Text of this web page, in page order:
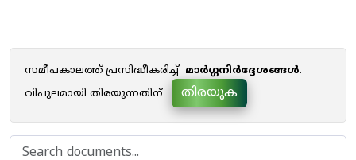
സമീപകാലത്ത് പ്രസിദ്ധീകരിച്ച് മാർഗ്ഗനിർദ്ദേശങ്ങൾ.
വിപുലമായി തിരയുന്നതിന്
തിരയുക